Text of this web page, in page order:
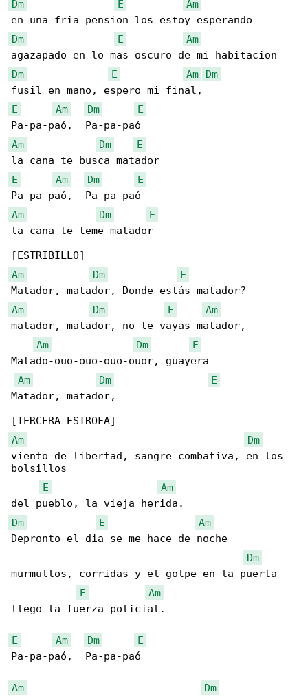
Dm E
Am
Dm
E
Am
Dm
E Am
Dm
E
Am Dm
E
Am
Dm
E
E
Am Dm
E
Am
Dm
E
la cana te teme matador
Am
Dm
E
Am
Dm E
Am
matador, matador, no te vayas matador,
Am
Dm
E
Matado-ouo-ouo-ouo-ouor, guayera
Am
Dm
E
Matador, matador,
Am
Dm
viento de libertad, sangre combativa, en los
bolsillos
E
Am
Dm
E
Am
Depronto el dia se me hace de noche
Dm
murmullos, corridas y el golpe en la puerta
E
Am
llego la fuerza policial.
E Am Dm
E
Pa-pa-paó,  Pa-pa-paó
Am
Dm